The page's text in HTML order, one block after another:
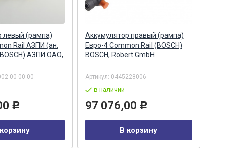
левый (рампа)
Rail АЗПИ (ан.
АЗПИ ОАО,
00-00-00
Р
Аккумулятор правый (рампа)
Евро-4 Common Rail (BOSCH)
BOSCH, Robert GmbH
Артикул: 0445228006
в наличии
97 076,00 Р
В корзину